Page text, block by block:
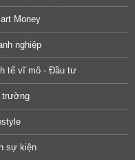
Money
nghiệp
tế vĩ mô - Đầu tư
trường
sự kiện